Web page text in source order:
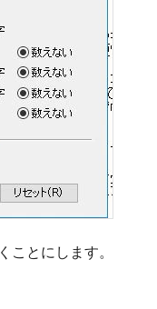
ことにします。